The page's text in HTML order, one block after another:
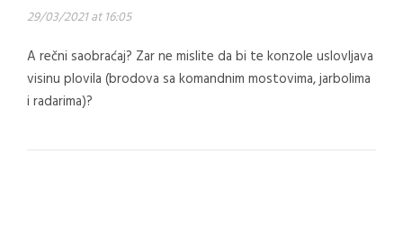
29/03/2021 at 16:05
A rečni saobraćaj? Zar ne mislite da bi te konzole uslovljava
visinu plovila (brodova sa komandnim mostovima, jarbolima
i radarima)?